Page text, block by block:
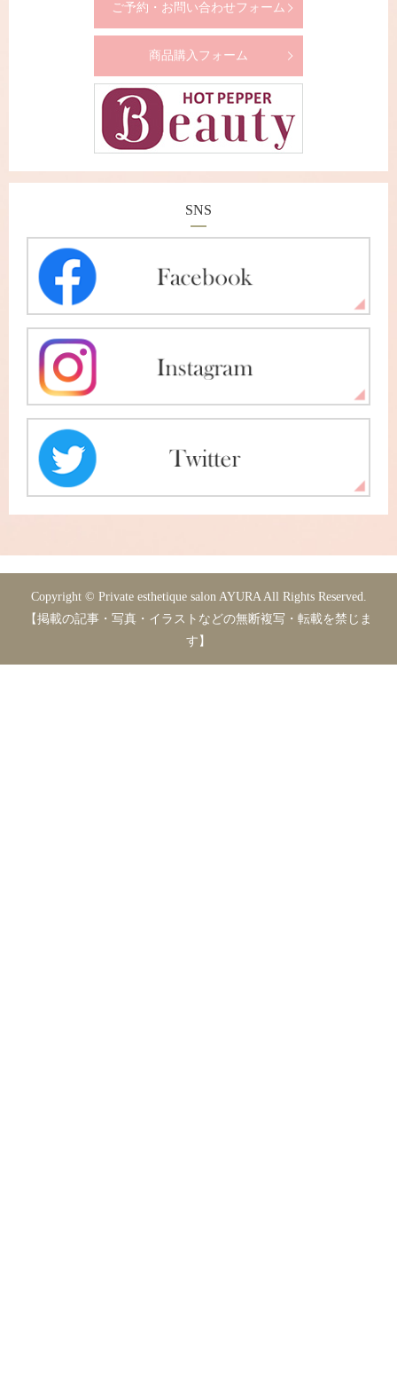
ご予約・お問い合わせフォーム
商品購入フォーム
SNS
Copyright © Private esthetique salon AYURA All Rights Reserved.
【掲載の記事・写真・イラストなどの無断複写・転載を禁じま
す】